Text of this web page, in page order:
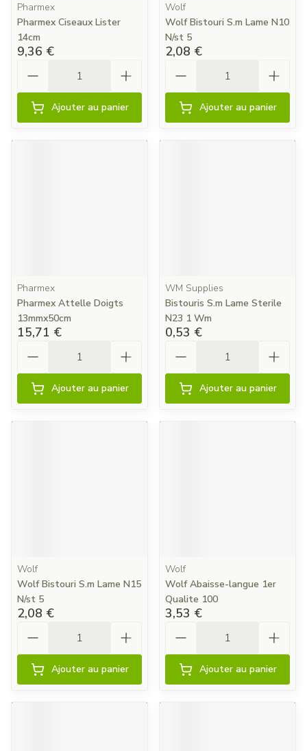
Pharmex
Pharmex Ciseaux Lister
14cm
9,36 €
Ajouter au panier
Wolf
Wolf Bistouri S.m Lame N10
N/st 5
2,08 €
Ajouter au panier
Pharmex
Pharmex Attelle Doigts
13mmx50cm
15,71 €
Ajouter au panier
WM Supplies
Bistouris S.m Lame Sterile
N23 1 Wm
0,53 €
Ajouter au panier
Wolf
Wolf Bistouri S.m Lame N15
N/st 5
2,08 €
Ajouter au panier
Wolf
Wolf Abaisse-langue 1er
Qualite 100
3,53 €
Ajouter au panier